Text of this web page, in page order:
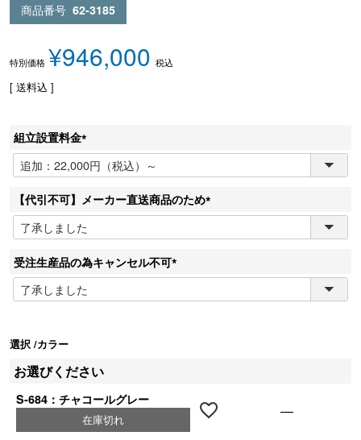
商品番号 62-3185
特別価格 ¥946,000 税込
送料込
組立設置料金
(
必
須
)
【代引不可】メーカー直送商品のため
(
必
受注生産品の為キャンセル不可
(
必
選択 カラー
お選びください
S-684：チャコールグレー
在庫切れ —